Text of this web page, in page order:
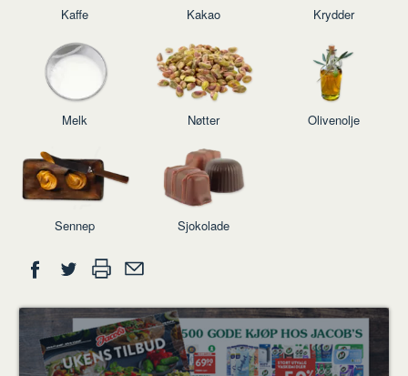
Kaffe Kakao Krydder
Melk Nøtter Olivenolje
Sennep Sjokolade
Del
på
Facebook
på
Twitter
ut en
venn